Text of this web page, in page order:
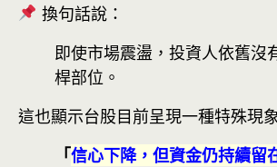
換句話說：
即使市場震盪，投資人依舊沒
桿部位。
這也顯示台股目前呈現一種特殊現
「信心下降，但資金仍持續留